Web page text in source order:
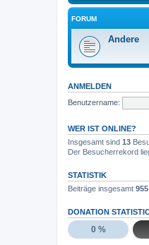
FORUM
Andere
ANMELDEN
Benutzername:
WER IST ONLINE?
Insgesamt sind 13
Der Besucherrekord
STATISTIK
Beiträge insgesamt 955
DONATION
0 %